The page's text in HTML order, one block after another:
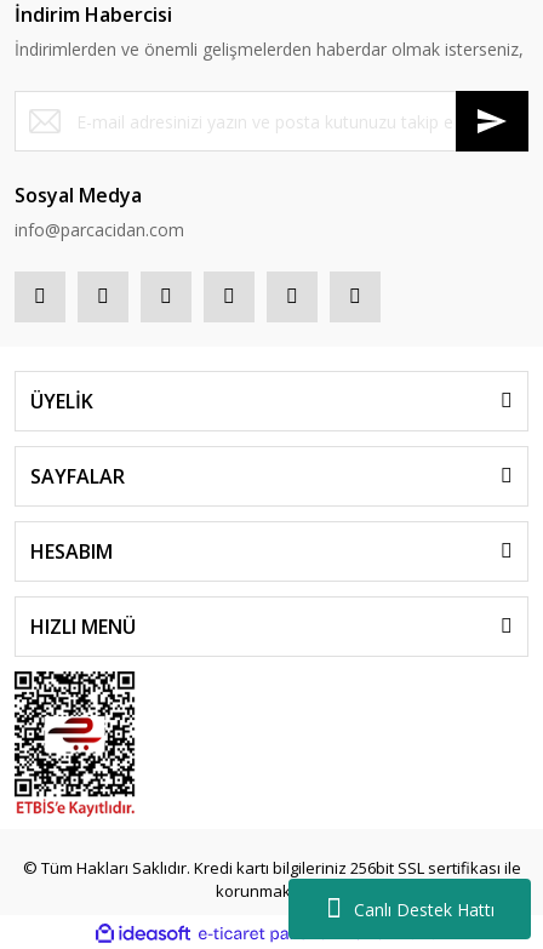
Canlı Destek Hattı
İndirim Habercisi
İndirimlerden ve önemli gelişmelerden haberdar olmak isterseniz,
Sosyal Medya
info@parcacidan.com
ÜYELİK
SAYFALAR
HESABIM
HIZLI MENÜ
almanya
© Tüm Hakları Saklıdır. Kredi kartı bilgileriniz 256bit SSL sertifikası ile
korunmaktadır.
ideasoft